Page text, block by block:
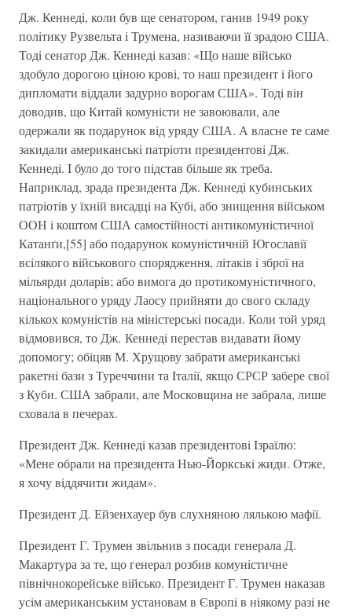
Дж. Кеннедi, коли був ще сенатором, ганив 1949 року
полiтику Рузвельта i Трумена, називаючи її зрадою США.
Тодi сенатор Дж. Кеннедi казав: «Що наше вiйсько
здобуло дорогою цiною кровi, то наш президент i його
дипломати вiддали задурно ворогам США». Тодi вiн
доводив, що Китай комунiсти не завоювали, але
одержали як подарунок вiд уряду США. А власне те саме
закидали американськi патрiоти президентовi Дж.
Кеннедi. I було до того пiдстав бiльше як треба.
Наприклад, зрада президента Дж. Кеннедi кубинських
патрiотiв у їхнiй висадцi на Кубi, або знищення вiйськом
ООН i коштом США самостiйностi антикомунiстичної
Катанґи,[55] або подарунок комунiстичнiй Югославiї
всiлякого вiйськового спорядження, лiтакiв i зброї на
мiльярди доларiв; або вимога до протикомунiстичного,
нацiонального уряду Лаосу прийняти до свого складу
кiлькох комунiстiв на мiнiстерськi посади. Коли той уряд
вiдмовився, то Дж. Кеннедi перестав видавати йому
допомогу; обiцяв М. Хрущову забрати американськi
ракетнi бази з Туреччини та Iталiї, якщо СРСР забере свої
з Куби. США забрали, але Московщина не забрала, лише
сховала в печерах.
Президент Дж. Кеннедi казав президентовi Iзраїлю:
«Мене обрали на президента Нью-Йоркськi жиди. Отже,
я хочу вiддячити жидам».
Президент Д. Ейзенхауер був слухняною лялькою мафiї.
Президент Г. Трумен звiльнив з посади генерала Д.
Макартура за те, що генерал розбив комунiстичне
пiвнiчнокорейське вiйсько. Президент Г. Трумен наказав
усiм американським установам в Європi в нiякому разi не